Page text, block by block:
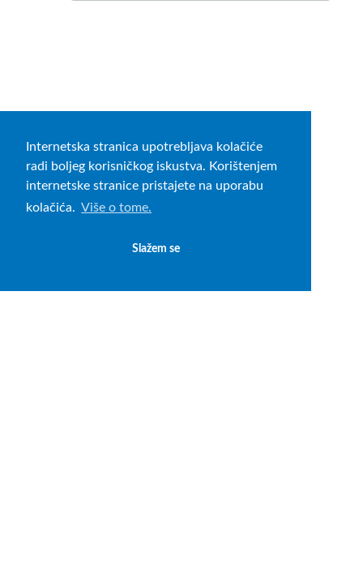
Internetska stranica upotrebljava kolačiće
radi boljeg korisničkog iskustva. Korištenjem
internetske stranice pristajete na uporabu
kolačića. Više o tome.
Slažem se